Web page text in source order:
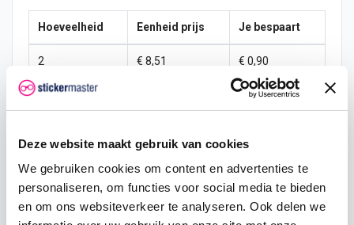
Deze website maakt gebruik van cookies
We gebruiken cookies om content en advertenties te
personaliseren, om functies voor social media te bieden
en om ons websiteverkeer te analyseren. Ook delen we
Hoeveelheid Eenheid prijs Je bespaart
2 € 8,51 € 0,90
5 € 3,36
50 € 7,16 € 89,55